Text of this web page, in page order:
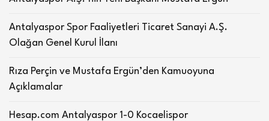
Antalyaspor Spor Faaliyetleri Ticaret Sanayi A.Ş.
Olağan Genel Kurul İlanı
Rıza Perçin ve Mustafa Ergün’den Kamuoyuna
Açıklamalar
Hesap.com Antalyaspor 1-0 Kocaelispor